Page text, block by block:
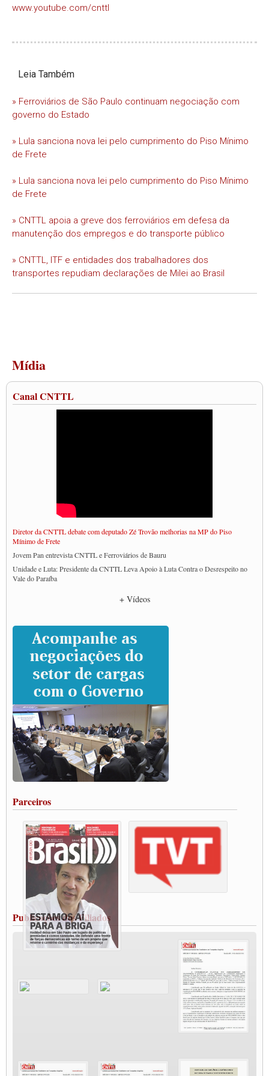
www.youtube.com/cnttl
Leia Também
» Ferroviários de São Paulo continuam negociação com
governo do Estado
» Lula sanciona nova lei pelo cumprimento do Piso Mínimo
de Frete
» Lula sanciona nova lei pelo cumprimento do Piso Mínimo
de Frete
» CNTTL apoia a greve dos ferroviários em defesa da
manutenção dos empregos e do transporte público
» CNTTL, ITF e entidades dos trabalhadores dos
transportes repudiam declarações de Milei ao Brasil
Mídia
Canal CNTTL
Diretor da CNTTL debate com deputado Zé Trovão melhorias na MP do Piso
Mínimo de Frete
Jovem Pan entrevista CNTTL e Ferroviários de Bauru
Unidade e Luta: Presidente da CNTTL Leva Apoio à Luta Contra o Desrespeito no
Vale do Paraíba
Caminhoneiros prometem paralisação e cobram diálogo com Lula
CNTTL e lideranças de caminhoneiros participam de debate sobre saúde nas
rodovias
Paulinho e Litti debatem política global para transporte rodoviário de cargas na
SUTCRA no Uruguai
Grande Conquista da Categoria transporte de Cargas e Caminhoneiros Autonomos
ENCONTRO INTERNACIONAL EM APOIO A CLASSE TRABALHADORA
DO BRASIL E A ELEIÇÃO 2022
Carta às Brasileiras e aos Brasileiros em Defesa do Estado Democrático de Direito
Paulinho, presidente da CNTTL, faz balanço do 3º Congresso da CNTTL
Caminhoneiros aprovam greve a partir do 1º de novembro
Rodoviários de Feira Santana fazem Assembleia para avaliar proposta de reajuste
salarial
Vacina Já: Lockdown de 24 horas dos trabalhadores em transportes está mantido,
Condutores de Guarulhos farão greve sanitária nesta terça-feira (20)
Paralisação dos Caminhoneiros na #BR285, entrocamento que liga o Mercosul ao
Rio Grande
Caminhoneiros bloqueiam duas faixas na Castello Branco e fazem protesto
Modal-Live #13 Aumento da Violência Contra Mulher e o Adoecimento da Classe
Trabalhadora em Tempos de Pandemia
MODAL-LIVE#12 POLÍTICAS PÚBLICAS DE TRANSPORTE PARA A
CLASSE TRABALHADORA E ELEIÇÕES NA PANDEMIA
MODAL-LIVE#11 POLÍTICAS PÚBLICAS DE TRANSPORTE
JUVENTUDE DO TRANSPORTE: POR QUE DEVEMOS NOS ORGANIZAR?
Fabio Primo testa positivo para Coronavírus, mas está bem de saúde
Modal-Live#9 Quais são os direitos dos trabalhador@s que contraem a Covid-19 na
Participe da Campanha Fora Bolsonaro
CNTTL e FECOOTAC apoiam Campanha de testes de COVID-19 para
MODAL-LIVE#8 - Lideranças sindicais da CNTTL, CGTB e dos caminhoneiros
O PAPEL DA ITF E FUTAC NAS LUTAS, EMPREGO, DIREITOS EM
ESCALA GLOBAL E DA DEFESA DA VIDA
+ Vídeos
Parceiros
Publicações dos Filiados